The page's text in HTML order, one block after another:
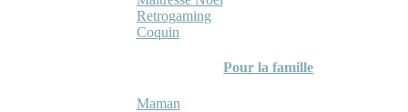
Retrogaming
Coquin
Pour la famille
Maman